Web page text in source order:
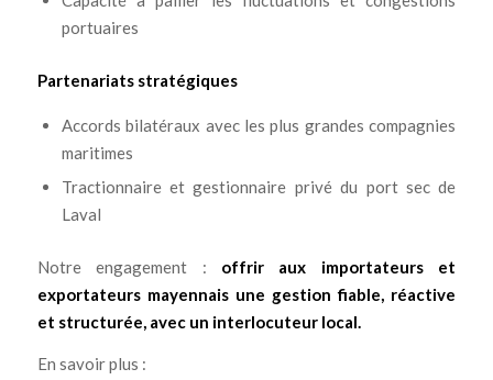
portuaires
Partenariats stratégiques
Accords bilatéraux avec les plus grandes compagnies
maritimes
Tractionnaire et gestionnaire privé du port sec de
Laval
Notre engagement : offrir aux importateurs et
exportateurs mayennais une gestion fiable, réactive
et structurée, avec un interlocuteur local.
En savoir plus :